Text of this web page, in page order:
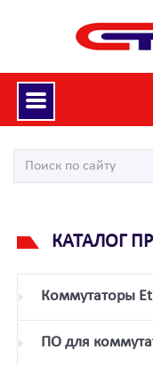
Toggle
navigation
КАТАЛОГ
Коммутаторы
ПО для